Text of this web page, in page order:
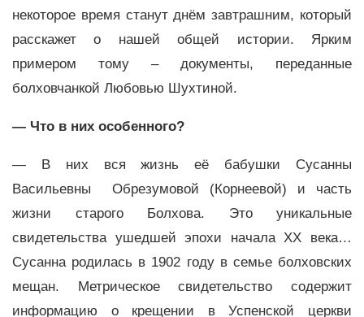
некоторое время станут днём завтрашним, который
расскажет о нашей общей истории. Ярким
примером тому – документы, переданные
болховчанкой Любовью Шухтиной.
— Что в них особенного?
— В них вся жизнь её бабушки Сусанны
Васильевны Обрезумовой (Корнеевой) и часть
жизни старого Болхова. Это уникальные
свидетельства ушедшей эпохи начала ХХ века…
Сусанна родилась в 1902 году в семье болховских
мещан. Метрическое свидетельство содержит
информацию о крещении в Успенской церкви